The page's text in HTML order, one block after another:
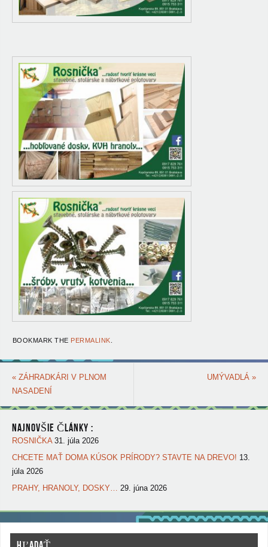
BOOKMARK THE PERMALINK
«ZÁHRADKÁRI V PLNOM
NASADENÍ
UMÝVADLÁ»
NAJNOVŠIE ČLÁNKY :
ROSNIČKA 31. júla 2026
CHCETE MAŤ DOMA KÚSOK PRÍRODY? STAVTE NA DREVO! 13.
júla 2026
PRAHY, HRANOLY, DOSKY… 29. júna 2026